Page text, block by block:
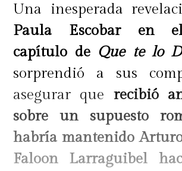
Una inesperada
Paula Escobar en
capítulo de Que te lo
sorprendió a sus
asegurar que recibió
sobre un supuesto
habría mantenido
Faloon Larraguibel